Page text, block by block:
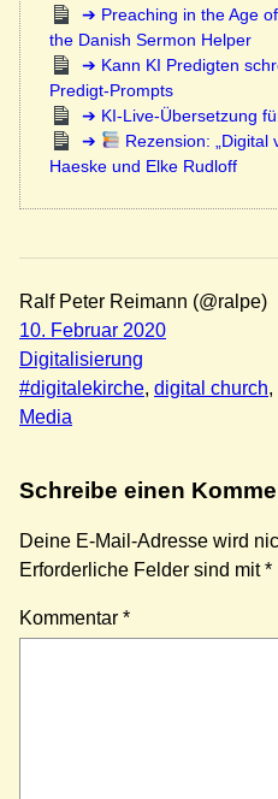
Preaching in the Age
the Danish Sermon Helper
Kann KI Predigten
Predigt-Prompts
KI-Live-Übersetzung
Rezension: „Digital
Haeske und Elke Rudloff
Ralf Peter Reimann (@ralpe)
10. Februar 2020
Digitalisierung
#digitalekirche, digital church,
Media
Schreibe einen
Deine E-Mail-Adresse wird
Erforderliche Felder sind mit*
Kommentar *